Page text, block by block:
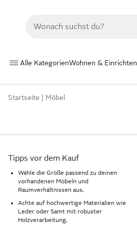
Alle KategorienWohnen & Einrichten
Startseite Möbel
Tipps vor dem Kauf
Wähle die Größe passend zu deinen
vorhandenen Möbeln und
Raumverhältnissen aus.
Achte auf hochwertige Materialien wie
Leder oder Samt mit robuster
Holzverarbeitung.